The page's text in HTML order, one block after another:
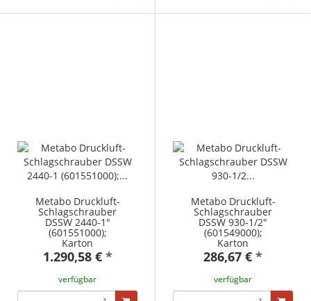
Metabo Druckluft-
Schlagschrauber
DSSW 2440-1"
(601551000);
Karton
1.290,58 € *
verfügbar
Metabo Druckluft-
Schlagschrauber
DSSW 930-1/2"
(601549000);
Karton
286,67 € *
verfügbar